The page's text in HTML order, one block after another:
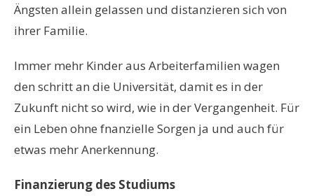
Ängsten allein gelassen und distanzieren sich von
ihrer Familie.
Immer mehr Kinder aus Arbeiterfamilien wagen
den schritt an die Universität, damit es in der
Zukunft nicht so wird, wie in der Vergangenheit. Für
ein Leben ohne fnanzielle Sorgen ja und auch für
etwas mehr Anerkennung.
Finanzierung des Studiums